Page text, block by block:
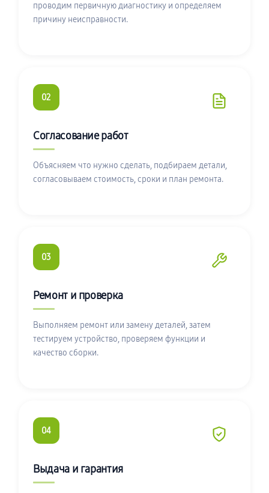
проводим первичную диагностику и определяем
причину неисправности.
02
Согласование работ
Объясняем что нужно сделать, подбираем детали,
согласовываем стоимость, сроки и план ремонта.
03
Ремонт и проверка
Выполняем ремонт или замену деталей, затем
тестируем устройство, проверяем функции и
качество сборки.
04
Выдача и гарантия